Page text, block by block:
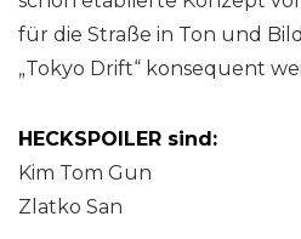
für die Straße in Ton und
„Tokyo Drift“ konsequent
HECKSPOILER sind:
Kim Tom Gun
Zlatko San